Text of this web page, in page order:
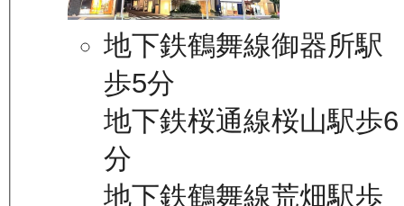
地下鉄鶴舞線御器所駅
歩5分
地下鉄桜通線桜山駅歩6
分
地下鉄鶴舞線荒畑駅歩